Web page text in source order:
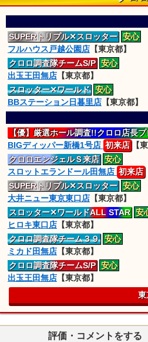
SUPERトリプル✕スロッター 安心
フルハウス戸越公園店 【東京都】
クロロ調査隊チームS/P 安心
出玉王田無店 【東京都】
スロッター✕ワールド 安心
BBステーション日暮里店 【東京都】
【優】厳選ホール調査!!クロロ店長
BIGディッパー新橋1号店 初来店
【
クロロエンジェルＳ来店 安心
スロットエランドール田無店 初来店
SUPERトリプル✕スロッター 安心
大井ニュー東京東口店 【東京都】
スロッター✕ワールドALL STAR 安
ヒロキ東口店 【東京都】
クロロ調査隊チーム３９ 安心
ミカド田無店 【東京都】
クロロ調査隊チームS/P 安心
出玉王田無店 【東京都】
東
評価・コメントをする